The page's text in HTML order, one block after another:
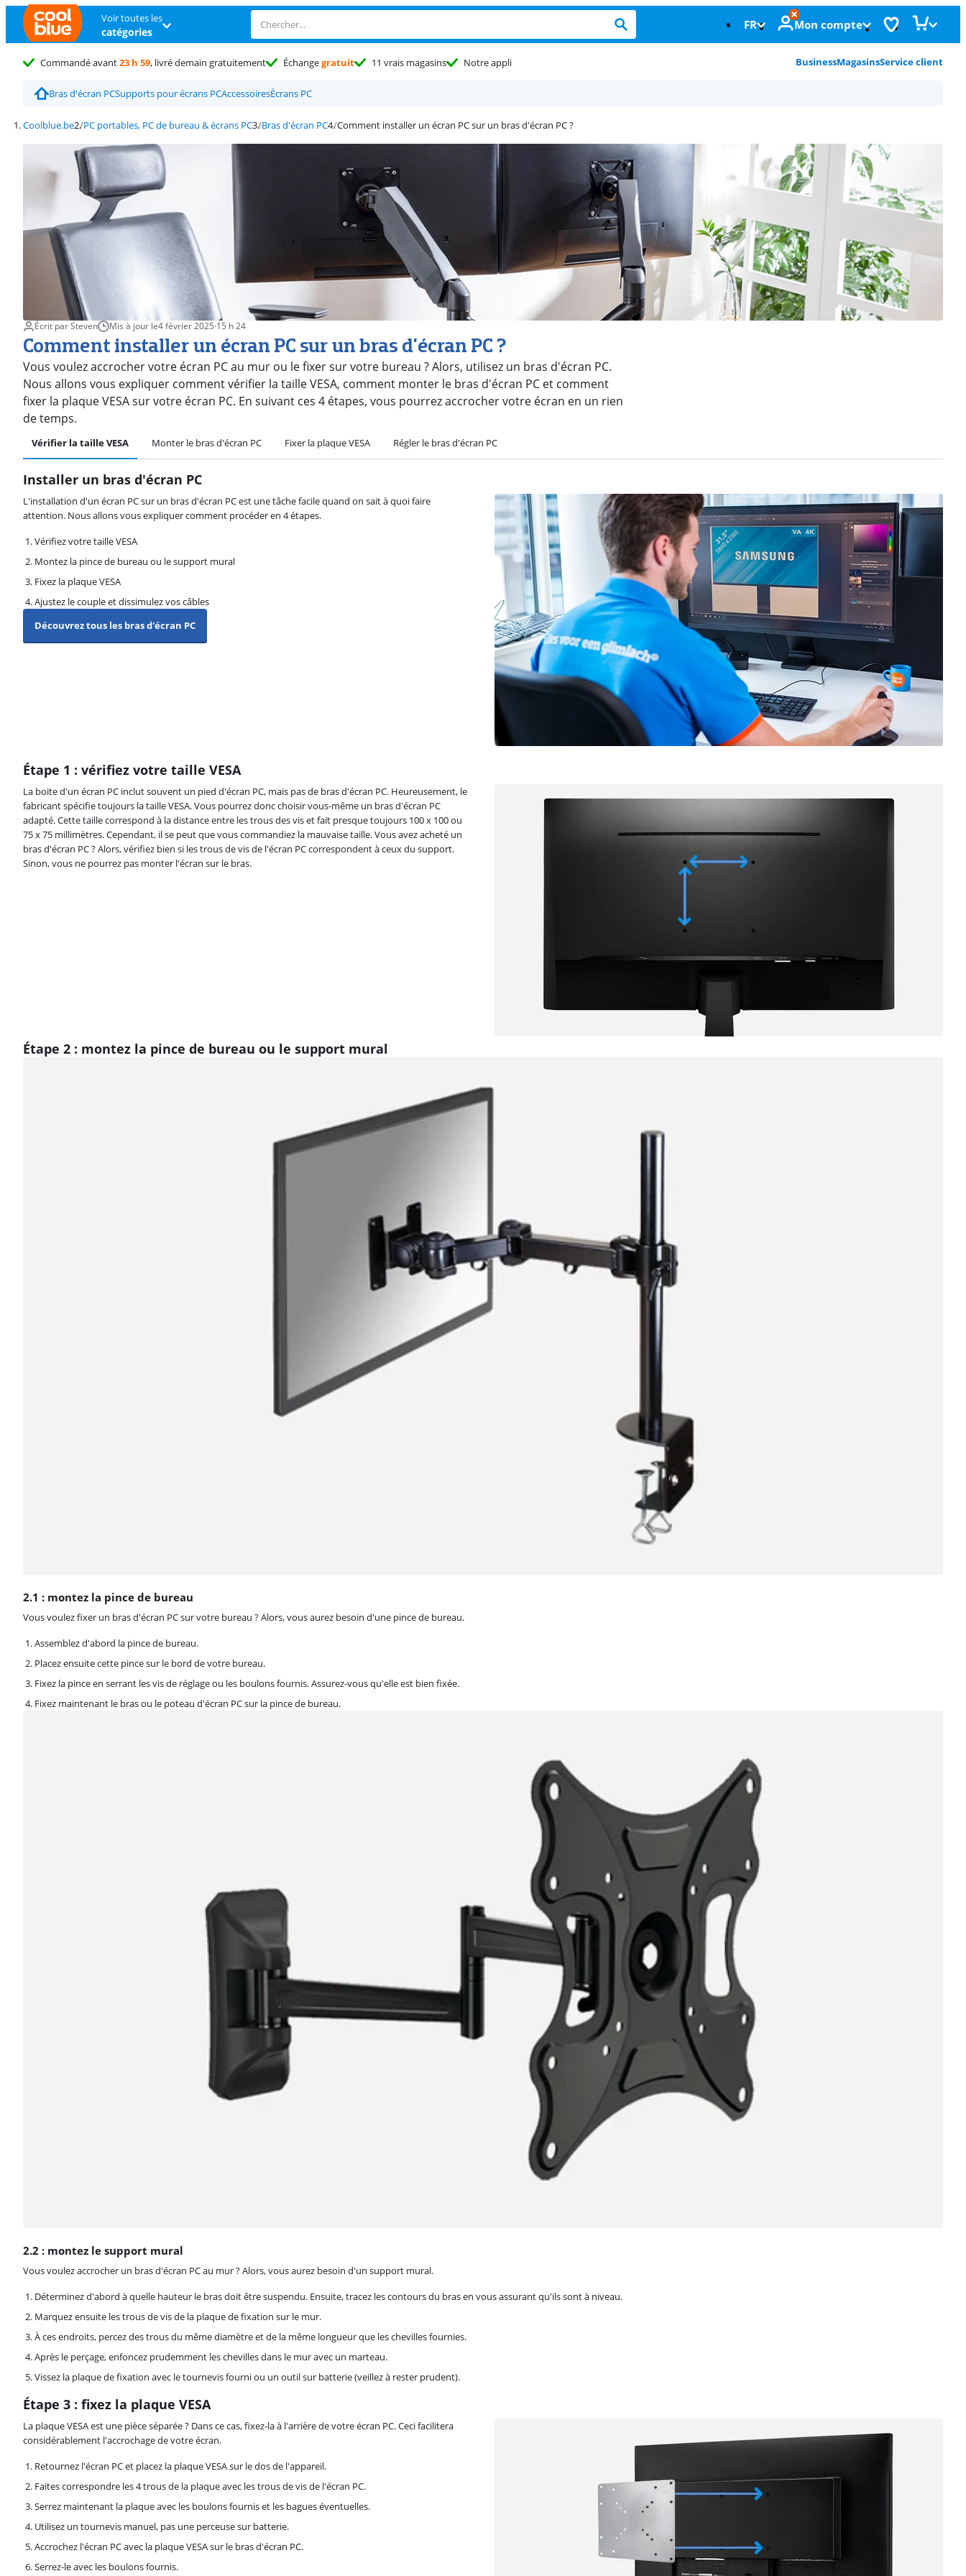
Voir toutes les
catégories FR Mon compte
Commandé avant23 h 59, livré demain gratuitement Échangegratuit 11 vrais magasins Notre appli BusinessMagasinsService client
Bras d'écran PCSupports pour écrans PCAccessoiresÉcrans PC
Coolblue.be PC portables, PC de bureau & écrans PC Bras d'écran PC Comment installer un écran PC sur un bras d'écran PC ?
Écrit par Steven Mis à jour le4 février 2025·15 h 24
Comment installer un écran PC sur un bras d'écran PC ?
Vous voulez accrocher votre écran PC au mur ou le fixer sur votre bureau ? Alors, utilisez un bras d'écran PC.
Nous allons vous expliquer comment vérifier la taille VESA, comment monter le bras d'écran PC et comment
fixer la plaque VESA sur votre écran PC. En suivant ces 4 étapes, vous pourrez accrocher votre écran en un rien
de temps.
Vérifier la taille VESA Monter le bras d'écran PC Fixer la plaque VESA Régler le bras d'écran PC
Installer un bras d'écran PC
L'installation d'un écran PC sur un bras d'écran PC est une tâche facile quand on sait à quoi faire
attention. Nous allons vous expliquer comment procéder en 4 étapes.
Vérifiez votre taille VESA
Montez la pince de bureau ou le support mural
Fixez la plaque VESA
Ajustez le couple et dissimulez vos câbles
Découvrez tous les bras d'écran PC
Étape 1 : vérifiez votre taille VESA
La boite d'un écran PC inclut souvent un pied d'écran PC, mais pas de bras d'écran PC. Heureusement, le
fabricant spécifie toujours la taille VESA. Vous pourrez donc choisir vous-même un bras d'écran PC
adapté. Cette taille correspond à la distance entre les trous des vis et fait presque toujours 100 x 100 ou
75 x 75 millimètres. Cependant, il se peut que vous commandiez la mauvaise taille. Vous avez acheté un
bras d'écran PC ? Alors, vérifiez bien si les trous de vis de l'écran PC correspondent à ceux du support.
Sinon, vous ne pourrez pas monter l'écran sur le bras.
Étape 2 : montez la pince de bureau ou le support mural
2.1 : montez la pince de bureau
Vous voulez fixer un bras d'écran PC sur votre bureau ? Alors, vous aurez besoin d'une pince de bureau.
Assemblez d'abord la pince de bureau.
Placez ensuite cette pince sur le bord de votre bureau.
Fixez la pince en serrant les vis de réglage ou les boulons fournis. Assurez-vous qu'elle est bien fixée.
Fixez maintenant le bras ou le poteau d'écran PC sur la pince de bureau.
2.2 : montez le support mural
Vous voulez accrocher un bras d'écran PC au mur ? Alors, vous aurez besoin d'un support mural.
Déterminez d'abord à quelle hauteur le bras doit être suspendu. Ensuite, tracez les contours du bras en vous assurant qu'ils sont à niveau.
Marquez ensuite les trous de vis de la plaque de fixation sur le mur.
À ces endroits, percez des trous du même diamètre et de la même longueur que les chevilles fournies.
Après le perçage, enfoncez prudemment les chevilles dans le mur avec un marteau.
Vissez la plaque de fixation avec le tournevis fourni ou un outil sur batterie (veillez à rester prudent).
Étape 3 : fixez la plaque VESA
La plaque VESA est une pièce séparée ? Dans ce cas, fixez-la à l'arrière de votre écran PC. Ceci facilitera
considérablement l'accrochage de votre écran.
Retournez l'écran PC et placez la plaque VESA sur le dos de l'appareil.
Faites correspondre les 4 trous de la plaque avec les trous de vis de l'écran PC.
Serrez maintenant la plaque avec les boulons fournis et les bagues éventuelles.
Utilisez un tournevis manuel, pas une perceuse sur batterie.
Accrochez l'écran PC avec la plaque VESA sur le bras d'écran PC.
Serrez-le avec les boulons fournis.